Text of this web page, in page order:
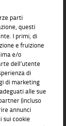
parti
questi
I primi, di
e fruizione
e/o
dell’utente
di
di marketing
alle sue
(incluso
annunci
sui cookie